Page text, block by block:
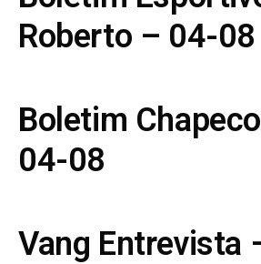
Roberto – 04-08
Boletim
04-08
Vang Entrevista